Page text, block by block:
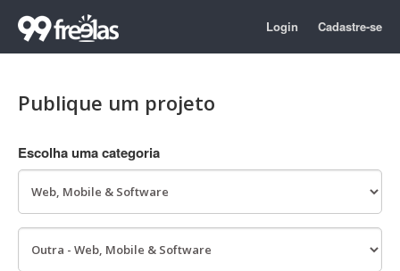
Login Cadastre-se
Publique um projeto
Escolha uma categoria